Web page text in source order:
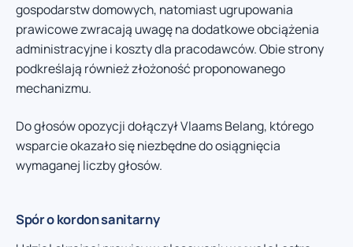
gospodarstw domowych, natomiast ugrupowania
prawicowe zwracają uwagę na dodatkowe obciążenia
administracyjne i koszty dla pracodawców. Obie strony
podkreślają również złożoność proponowanego
mechanizmu.
Do głosów opozycji dołączył Vlaams Belang, którego
wsparcie okazało się niezbędne do osiągnięcia
wymaganej liczby głosów.
Spór o kordon sanitarny